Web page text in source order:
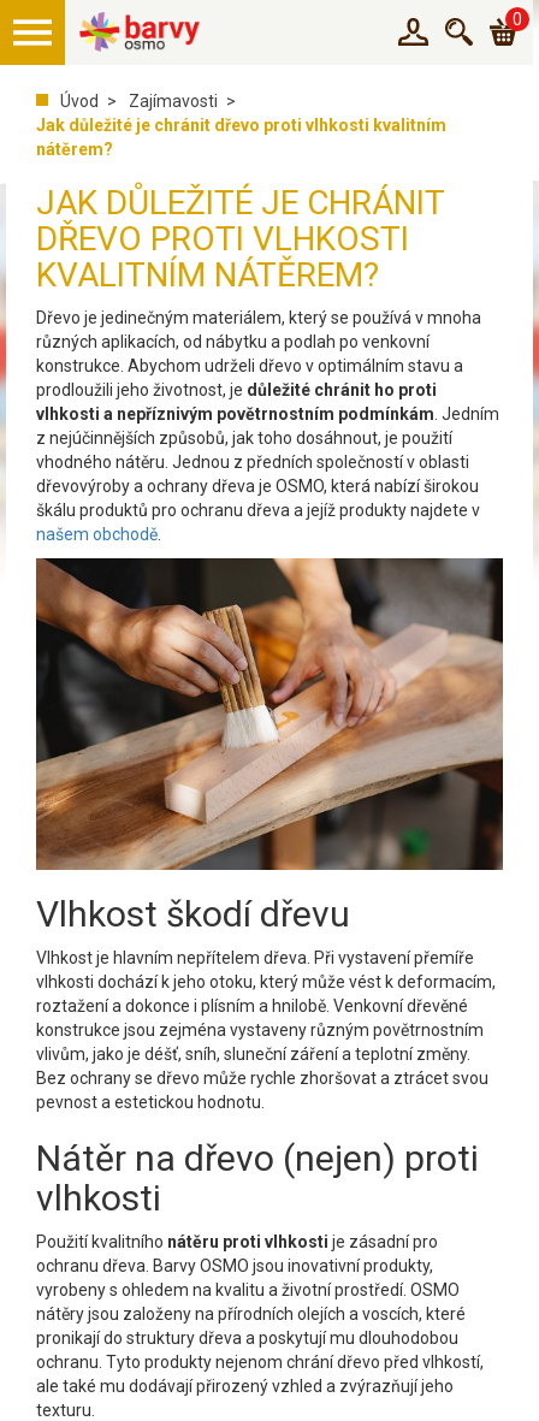
0
Úvod
Zajímavosti
Jak důležité je chránit dřevo proti vlhkosti kvalitním
nátěrem?
JAK DŮLEŽITÉ JE CHRÁNIT
DŘEVO PROTI VLHKOSTI
KVALITNÍM NÁTĚREM?
Dřevo je jedinečným materiálem, který se používá v mnoha
různých aplikacích, od nábytku a podlah po venkovní
konstrukce. Abychom udrželi dřevo v optimálním stavu a
prodloužili jeho životnost, je důležité chránit ho proti
vlhkosti a nepříznivým povětrnostním podmínkám . Jedním
z nejúčinnějších způsobů, jak toho dosáhnout, je použití
vhodného nátěru. Jednou z předních společností v oblasti
dřevovýroby a ochrany dřeva je OSMO, která nabízí širokou
škálu produktů pro ochranu dřeva a jejíž produkty najdete v
našem obchodě
Vlhkost škodí dřevu
Vlhkost je hlavním nepřítelem dřeva. Při vystavení přemíře
vlhkosti dochází k jeho otoku, který může vést k deformacím,
roztažení a dokonce i plísním a hnilobě. Venkovní dřevěné
konstrukce jsou zejména vystaveny různým povětrnostním
vlivům, jako je déšť, sníh, sluneční záření a teplotní změny.
Bez ochrany se dřevo může rychle zhoršovat a ztrácet svou
pevnost a estetickou hodnotu.
Nátěr na dřevo (nejen) proti
vlhkosti
Použití kvalitního nátěru proti vlhkosti je zásadní pro
ochranu dřeva. Barvy OSMO jsou inovativní produkty,
vyrobeny s ohledem na kvalitu a životní prostředí. OSMO
nátěry jsou založeny na přírodních olejích a voscích, které
pronikají do struktury dřeva a poskytují mu dlouhodobou
ochranu. Tyto produkty nejenom chrání dřevo před vlhkostí,
ale také mu dodávají přirozený vzhled a zvýrazňují jeho
texturu.